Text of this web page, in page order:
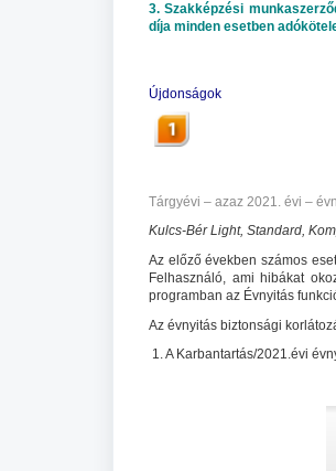
3. Szakképzési
díja minden esetben
Újdonságok
Tárgyévi – azaz 2021. évi –
Kulcs-Bér Light, Standard,
Az előző években számos
Felhasználó, ami hibákat
programban az Évnyitás
Az évnyitás biztonsági
1. A Karbantartás/2021.évi